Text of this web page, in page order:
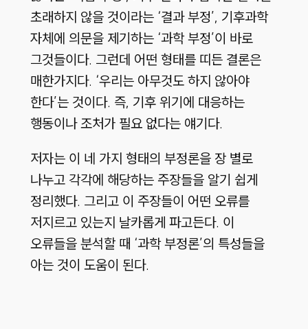
초래하지 않을 것이라는 ‘결과 부정’, 기후과학
자체에 의문을 제기하는 ‘과학 부정’이 바로
그것들이다. 그런데 어떤 형태를 띠든 결론은
매한가지다. ‘우리는 아무것도 하지 않아야
한다’는 것이다. 즉, 기후 위기에 대응하는
행동이나 조처가 필요 없다는 얘기다.
저자는 이 네 가지 형태의 부정론을 장 별로
나누고 각각에 해당하는 주장들을 알기 쉽게
정리했다. 그리고 이 주장들이 어떤 오류를
저지르고 있는지 날카롭게 파고든다. 이
오류들을 분석할 때 ‘과학 부정론’의 특성들을
아는 것이 도움이 된다.